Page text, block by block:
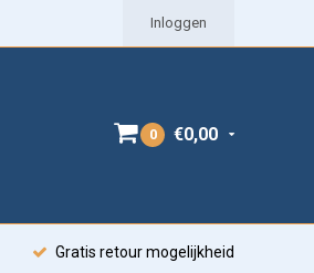
Inloggen
0 €0,00
Gratis retour mogelijkheid